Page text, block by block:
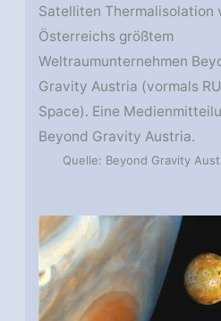
Satelliten Thermalisolation
Österreichs größtem
Weltraumunternehmen
Gravity Austria (vormals
Space). Eine
Beyond Gravity Austria.
Quelle: Beyond Gravity